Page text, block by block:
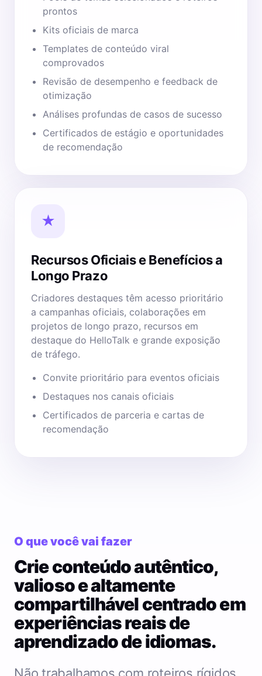
prontos
Kits oficiais de marca
Templates de conteúdo viral
comprovados
Revisão de desempenho e feedback de
otimização
Análises profundas de casos de sucesso
Certificados de estágio e oportunidades
de recomendação
★
Recursos Oficiais e Benefícios a
Longo Prazo
Criadores destaques têm acesso prioritário
a campanhas oficiais, colaborações em
projetos de longo prazo, recursos em
destaque do HelloTalk e grande exposição
de tráfego.
Convite prioritário para eventos oficiais
Destaques nos canais oficiais
Certificados de parceria e cartas de
recomendação
O que você vai fazer
Crie conteúdo autêntico,
valioso e altamente
compartilhável centrado em
experiências reais de
aprendizado de idiomas.